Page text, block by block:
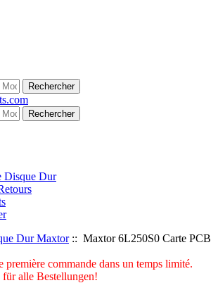
Disque Dur
Dur Maxtor:: Maxtor 6L250S0 Carte PCB
première commande dans un temps limité.
alle Bestellungen!